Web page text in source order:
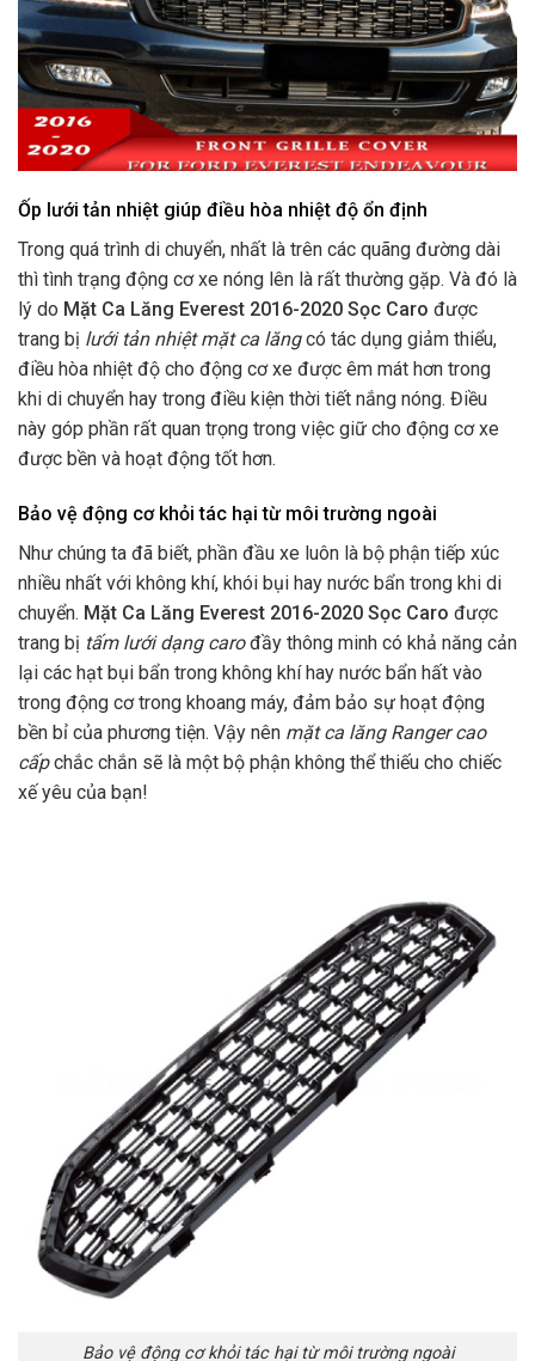
Ốp lưới tản nhiệt giúp điều hòa nhiệt độ ổn định
Trong quá trình di chuyển, nhất là trên các quãng đường dài
thì tình trạng động cơ xe nóng lên là rất thường gặp. Và đó là
lý do Mặt Ca Lăng Everest 2016-2020 Sọc Caro được
trang bị lưới tản nhiệt mặt ca lăngcó tác dụng giảm thiểu,
điều hòa nhiệt độ cho động cơ xe được êm mát hơn trong
khi di chuyển hay trong điều kiện thời tiết nắng nóng. Điều
này góp phần rất quan trọng trong việc giữ cho động cơ xe
được bền và hoạt động tốt hơn.
Bảo vệ động cơ khỏi tác hại từ môi trường ngoài
Như chúng ta đã biết, phần đầu xe luôn là bộ phận tiếp xúc
nhiều nhất với không khí, khói bụi hay nước bẩn trong khi di
chuyển. Mặt Ca Lăng Everest 2016-2020 Sọc Caro được
trang bị tấm lưới dạng carođầy thông minh có khả năng cản
lại các hạt bụi bẩn trong không khí hay nước bẩn hất vào
trong động cơ trong khoang máy, đảm bảo sự hoạt động
bền bỉ của phương tiện. Vậy nên mặt ca lăng Ranger cao
cấpchắc chắn sẽ là một bộ phận không thể thiếu cho chiếc
xế yêu của bạn!
Bảo vệ động cơ khỏi tác hại từ môi trường ngoài